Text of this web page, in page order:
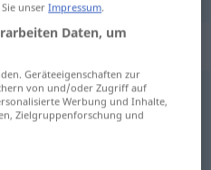
"ordinateur"
unserImpressum.
Daten, um
Geräteeigenschaften zur
von und/oder Zugriff auf
Werbung und Inhalte,
Zielgruppenforschung und